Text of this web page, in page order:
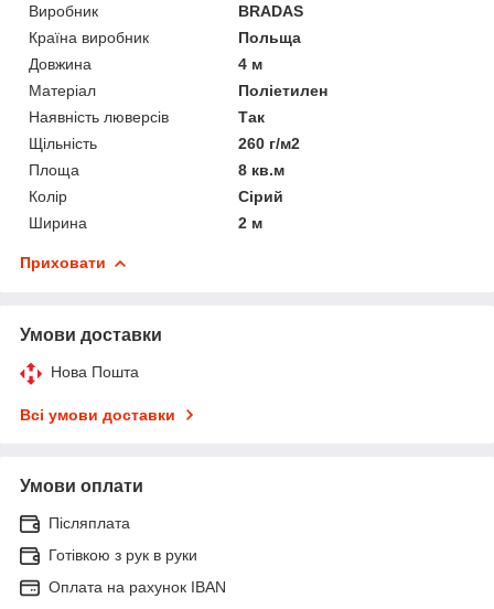
Виробник
BRADAS
Країна виробник
Польща
Довжина
4 м
Матеріал
Поліетилен
Наявність люверсів
Так
Щільність
260 г/м2
Площа
8 кв.м
Колір
Сірий
Ширина
2 м
Приховати
Умови доставки
Нова Пошта
Всі умови доставки
Умови оплати
Післяплата
Готівкою з рук в руки
Оплата на рахунок IBAN